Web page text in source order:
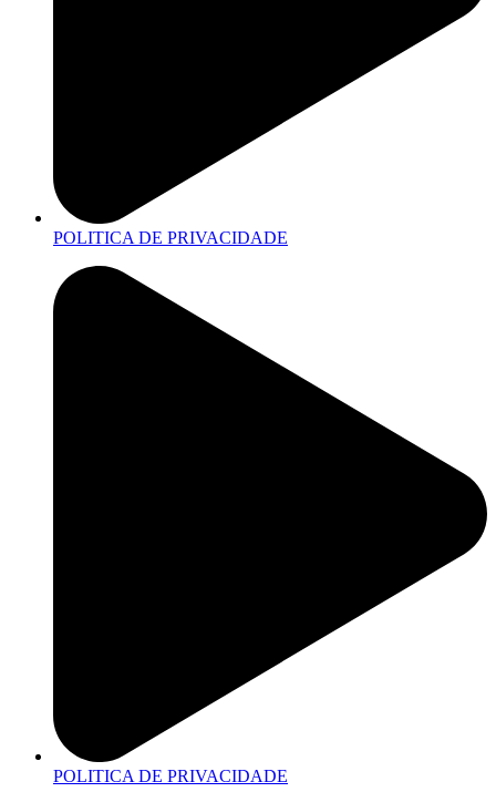
POLITICA DE PRIVACIDADE
POLITICA DE PRIVACIDADE